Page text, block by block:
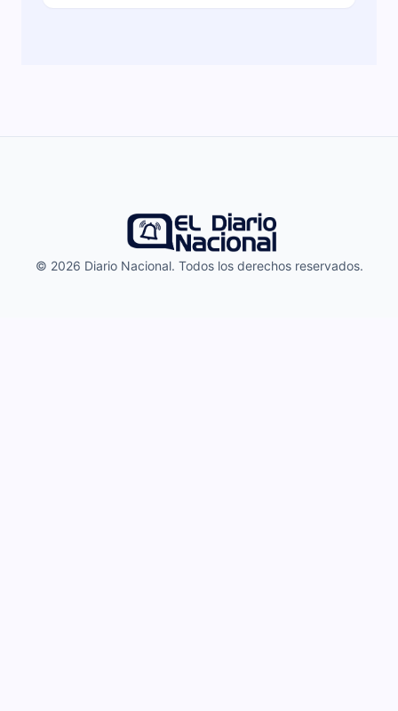
© 2026 Diario Nacional. Todos los derechos reservados.